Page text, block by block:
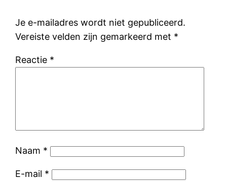
Je e-mailadres wordt niet gepubliceerd.
Vereiste velden zijn gemarkeerd met *
Reactie *
Naam *
E-mail *